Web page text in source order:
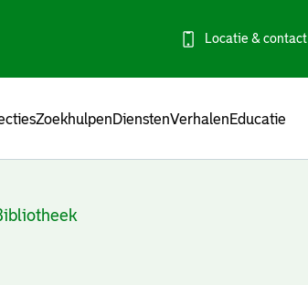
Locatie & contact
ZoekhulpenDienstenVerhalenEducatie